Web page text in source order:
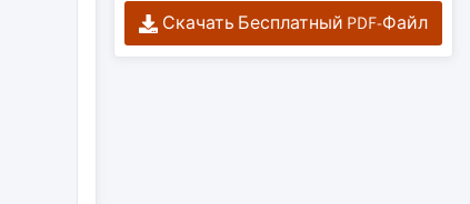
Скачать Бесплатный PDF-Файл